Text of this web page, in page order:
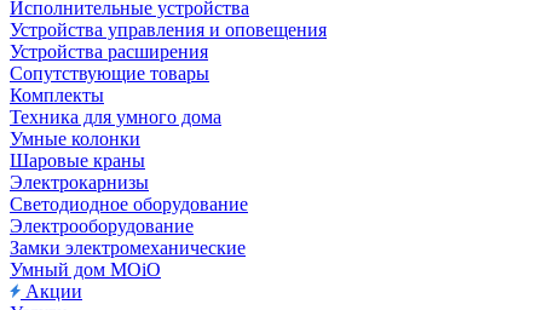
Исполнительные устройства
Устройства управления и оповещения
Устройства расширения
Сопутствующие товары
Комплекты
Техника для умного дома
Умные колонки
Шаровые краны
Электрокарнизы
Светодиодное оборудование
Электрооборудование
Замки электромеханические
Умный дом MOiO
Акции